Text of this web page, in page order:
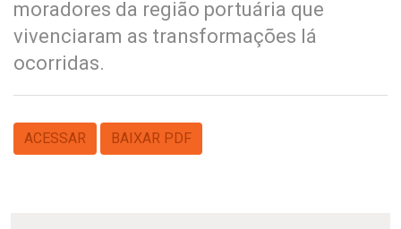
moradores da região portuária que
vivenciaram as transformações lá
ocorridas.
ACESSAR BAIXAR PDF